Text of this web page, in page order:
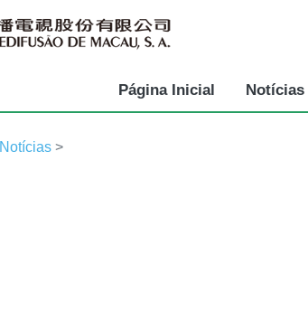
Página Inicial Notícias
Notícias >